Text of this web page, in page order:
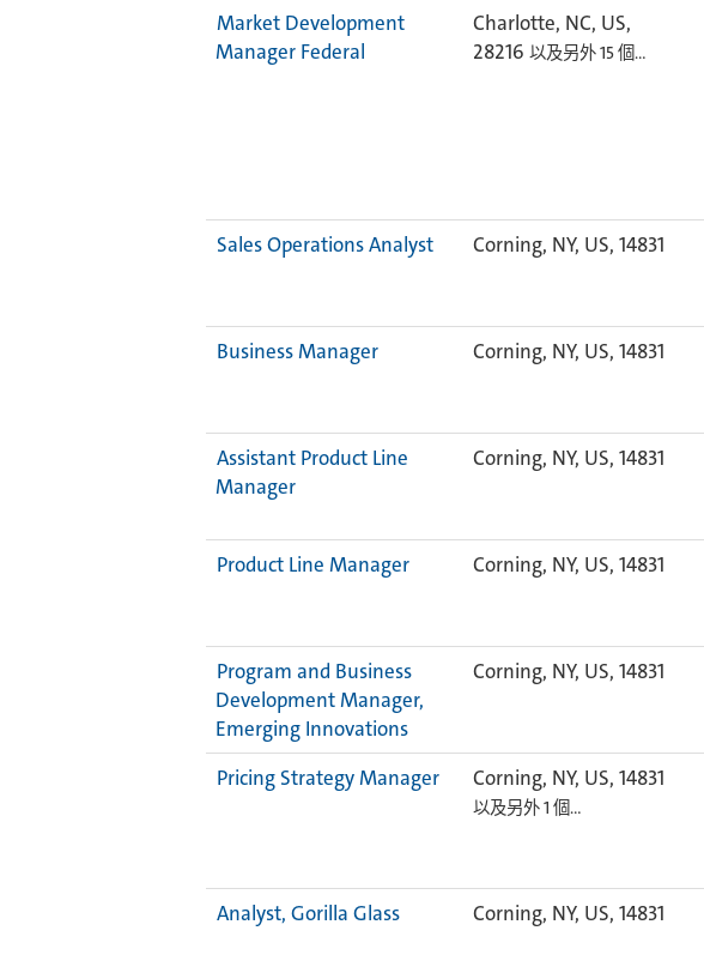
Market Development
Manager Federal
Charlotte, NC, US,
28216 以及另外 15 個…
Sales Operations Analyst
Corning, NY, US, 14831
Business Manager
Corning, NY, US, 14831
Assistant Product Line
Manager
Corning, NY, US, 14831
Product Line Manager
Corning, NY, US, 14831
Program and Business
Development Manager,
Emerging Innovations
Corning, NY, US, 14831
Pricing Strategy Manager Corning, NY, US, 14831
以及另外 1 個…
Analyst, Gorilla Glass
Corning, NY, US, 14831